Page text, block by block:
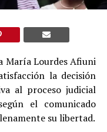
María Lourdes Afiuni
la decisión
al proceso judicial
el comunicado
su libertad.